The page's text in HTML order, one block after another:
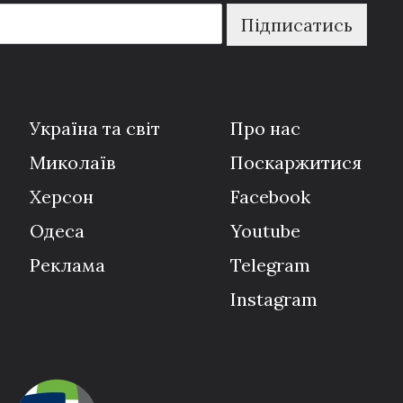
Підписатись
Україна та світ
Миколаїв
Херсон
Одеса
Реклама
Про нас
Поскаржитися
Facebook
Youtube
Telegram
Instagram